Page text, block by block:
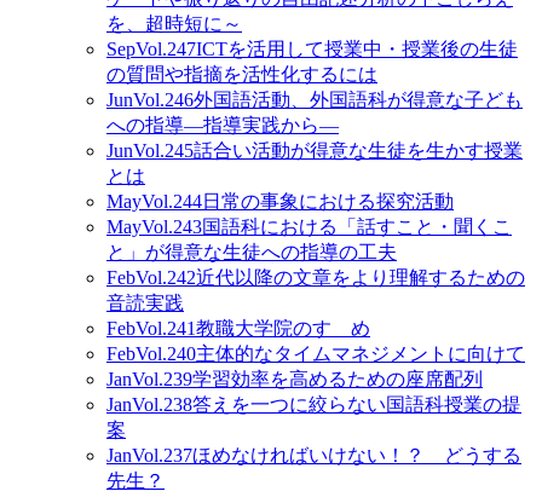
を、超時短に～
SepVol.247ICTを活用して授業中・授業後の生徒
の質問や指摘を活性化するには
JunVol.246外国語活動、外国語科が得意な子ども
への指導―指導実践から―
JunVol.245話合い活動が得意な生徒を生かす授業
とは
MayVol.244日常の事象における探究活動
MayVol.243国語科における「話すこと・聞くこ
と」が得意な生徒への指導の工夫
FebVol.242近代以降の文章をより理解するための
音読実践
FebVol.241教職大学院のすゝめ
FebVol.240主体的なタイムマネジメントに向けて
JanVol.239学習効率を高めるための座席配列
JanVol.238答えを一つに絞らない国語科授業の提
案
JanVol.237ほめなければいけない！？ どうする
先生？